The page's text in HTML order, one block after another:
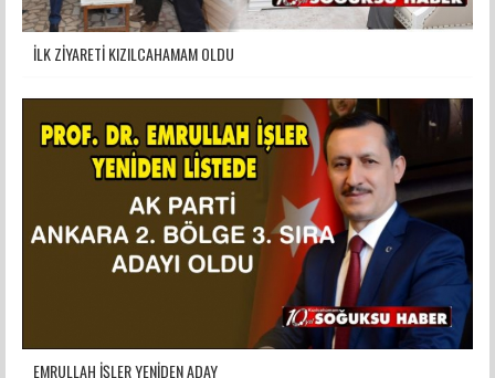
İLK ZİYARETİ KIZILCAHAMAM OLDU
EMRULLAH İŞLER YENİDEN ADAY